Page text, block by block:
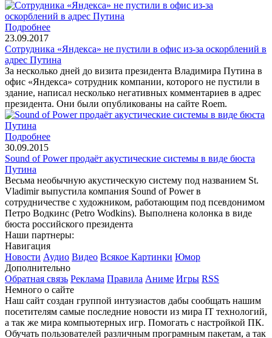
Подробнее
23.09.2017
Сотрудника «Яндекса» не пустили в офис из-за оскорблений в
адрес Путина
За несколько дней до визита президента Владимира Путина в
офис «Яндекса» сотрудник компании, которого не пустили в
здание, написал несколько негативных комментариев в адрес
президента. Они были опубликованы на сайте Roem.
Подробнее
30.09.2015
Sound of Power продаёт акустические системы в виде бюста
Путина
Весьма необычную акустическую систему под названием St.
Vladimir выпустила компания Sound of Power в
сотрудничестве с художником, работающим под псевдонимом
Петро Водкинс (Petro Wodkins). Выполнена колонка в виде
бюста российского президента
Наши партнеры:
Навигация
Новости Аудио Видео Всякое Картинки Юмор
Дополнительно
Обратная связь Реклама Правила Аниме Игры RSS
Немного о сайте
Наш сайт создан группой интузиастов дабы сообщать нашим
посетителям самые последние новости из мира IT технологий,
а так же мира компьютерных игр. Помогать с настройкой ПК.
Обучать пользователей различным програмным пакетам, а так